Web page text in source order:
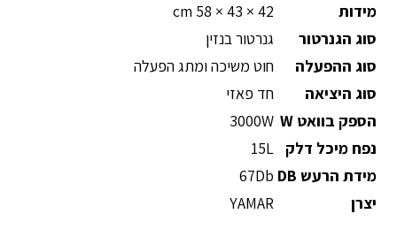
מידות
42 × 43 × 58 cm
סוג הגנרטור
גנרטור בנזין
סוג ההפעלה
חוט משיכה ומתג הפעלה
סוג היציאה
חד פאזי
הספק בוואט W
3000W
נפח מיכל דלק
15L
מידת הרעש DB
67Db
יצרן
YAMAR